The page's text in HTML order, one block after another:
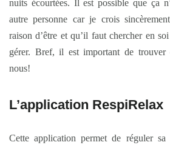
nuits écourtées. Il est possible que ça
autre personne car je crois
raison d’être et qu’il faut chercher en
gérer. Bref, il est important de
nous!
L’application RespiRelax
Cette application permet de réguler sa